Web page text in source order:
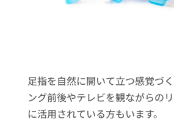
足指を自然に開いて立つ感覚づ
ング前後やテレビを観ながらの
に活用されている方もいます。